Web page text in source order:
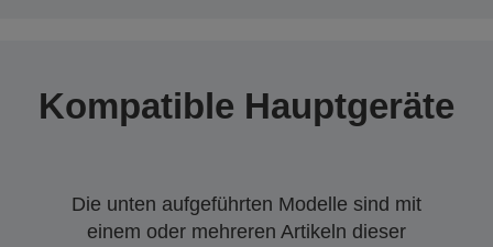
Kompatible Hauptgeräte
Die unten aufgeführten Modelle sind mit
einem oder mehreren Artikeln dieser